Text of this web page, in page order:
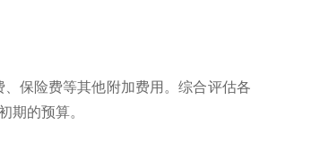
保险费等其他附加费用。综合评估各
期的预算。